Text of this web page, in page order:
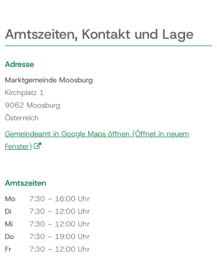
Amtszeiten, Kontakt und Lage
Adresse
Marktgemeinde Moosburg
Kirchplatz 1
9062 Moosburg
Österreich
Gemeindeamt in Google Maps öffnen (Öffnet in neuem
Fenster)
Amtszeiten
Mo
7:30 – 16:00 Uhr
Di
7:30 – 12:00 Uhr
Mi
7:30 – 12:00 Uhr
Do
7:30 – 19:00 Uhr
Fr
7:30 – 12:00 Uhr